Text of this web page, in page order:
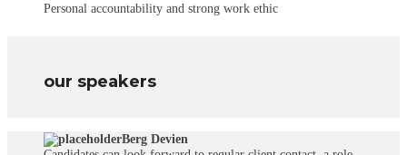
Personal accountability and strong work ethic
our speakers
Berg Devien